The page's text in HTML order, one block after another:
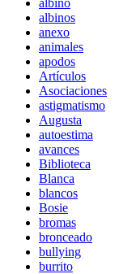
albino
albinos
anexo
animales
apodos
Artículos
Asociaciones
astigmatismo
Augusta
autoestima
avances
Biblioteca
Blanca
blancos
Bosie
bromas
bronceado
bullying
burrito